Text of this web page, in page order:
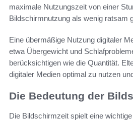
maximale Nutzungszeit von einer
Bildschirmnutzung als wenig ratsam
Eine übermäßige Nutzung digitaler
etwa Übergewicht und
berücksichtigen wie die Quantität.
digitaler Medien optimal zu nutzen
Die Bedeutung der
Die Bildschirmzeit spielt eine